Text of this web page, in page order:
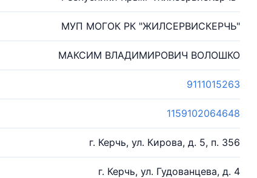
МУП МОГОК РК "ЖИЛСЕРВИСКЕРЧЬ"
МАКСИМ ВЛАДИМИРОВИЧ ВОЛОШКО
9111015263
1159102064648
г. Керчь, ул. Кирова, д. 5, п. 356
г. Керчь, ул. Гудованцева, д. 4